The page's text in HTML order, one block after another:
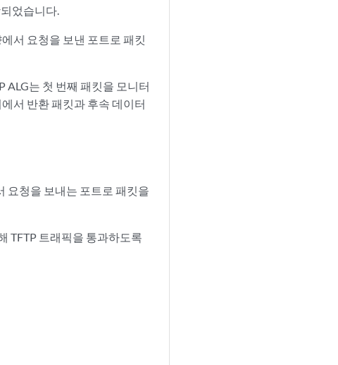
었습니다.
서 요청을 보낸 포트로 패킷
ALG는 첫 번째 패킷을 모니터
서 반환 패킷과 후속 데이터
요청을 보내는 포트로 패킷을
TFTP 트래픽을 통과하도록